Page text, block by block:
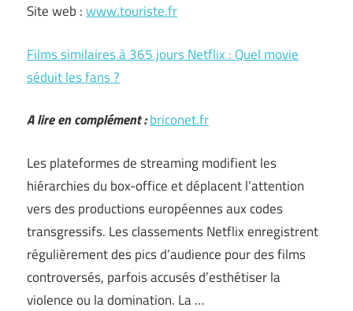
Site web :www.touriste.fr
Films similaires à 365 jours Netflix : Quel movie
séduit les fans ?
A lire en complément :briconet.fr
Les plateformes de streaming modifient les
hiérarchies du box-office et déplacent l’attention
vers des productions européennes aux codes
transgressifs. Les classements Netflix enregistrent
régulièrement des pics d’audience pour des films
controversés, parfois accusés d’esthétiser la
violence ou la domination. La …